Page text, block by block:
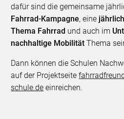
dafür sind die gemeinsame
Fahrrad-Kampagne, eine
Thema Fahrrad und auch im
nachhaltige Mobilität Thema
Dann können die Schulen
auf der Projektseite
schule.de einreichen.